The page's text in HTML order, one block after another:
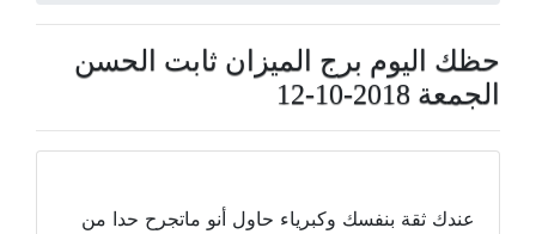
حظك اليوم برج الميزان ثابت الحسن
الجمعة 2018-10-12
عندك ثقة بنفسك وكبرياء حاول أنو ماتجرح حدا من